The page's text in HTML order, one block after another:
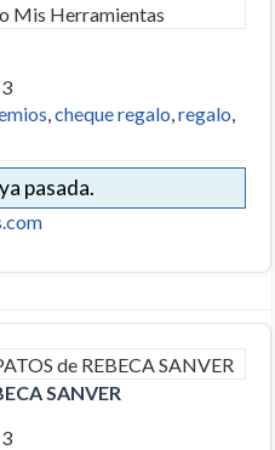
,cheque regalo,regalo,
pasada.
SANVER